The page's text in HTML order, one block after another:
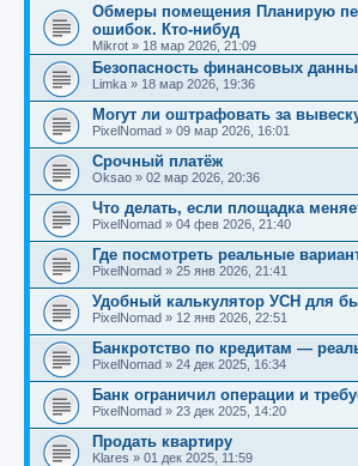
Обмеры помещения Планирую
ошибок. Кто-нибуд
Mikrot » 18 мар 2026, 21:09
Безопасность финансовых
Limka » 18 мар 2026, 19:36
Могут ли оштрафовать за
PixelNomad » 09 мар 2026, 16:01
Срочный платёж
Oksao » 02 мар 2026, 20:36
Что делать, если площадка
PixelNomad » 04 фев 2026, 21:40
Где посмотреть реальные
PixelNomad » 25 янв 2026, 21:41
Удобный калькулятор УСН для
PixelNomad » 12 янв 2026, 22:51
Банкротство по кредитам —
PixelNomad » 24 дек 2025, 16:34
Банк ограничил операции и
PixelNomad » 23 дек 2025, 14:20
Продать квартиру
Klares » 01 дек 2025, 11:59